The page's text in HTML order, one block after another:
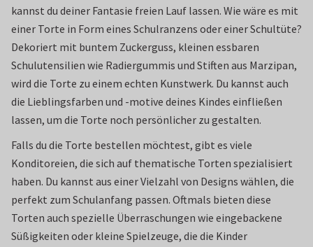
kannst du deiner Fantasie freien Lauf lassen. Wie wäre es mit
einer Torte in Form eines Schulranzens oder einer Schultüte?
Dekoriert mit buntem Zuckerguss, kleinen essbaren
Schulutensilien wie Radiergummis und Stiften aus Marzipan,
wird die Torte zu einem echten Kunstwerk. Du kannst auch
die Lieblingsfarben und -motive deines Kindes einfließen
lassen, um die Torte noch persönlicher zu gestalten.
Falls du die Torte bestellen möchtest, gibt es viele
Konditoreien, die sich auf thematische Torten spezialisiert
haben. Du kannst aus einer Vielzahl von Designs wählen, die
perfekt zum Schulanfang passen. Oftmals bieten diese
Torten auch spezielle Überraschungen wie eingebackene
Süßigkeiten oder kleine Spielzeuge, die die Kinder